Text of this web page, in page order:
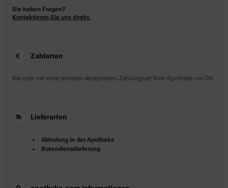
Sie haben Fragen?
Kontaktieren Sie uns direkt.
Zahlarten
Bar oder mit einer anderen akzeptierten Zahlungsart Ihrer Apotheke vor Ort.
Lieferarten
Abholung in der Apotheke
Botendienstlieferung